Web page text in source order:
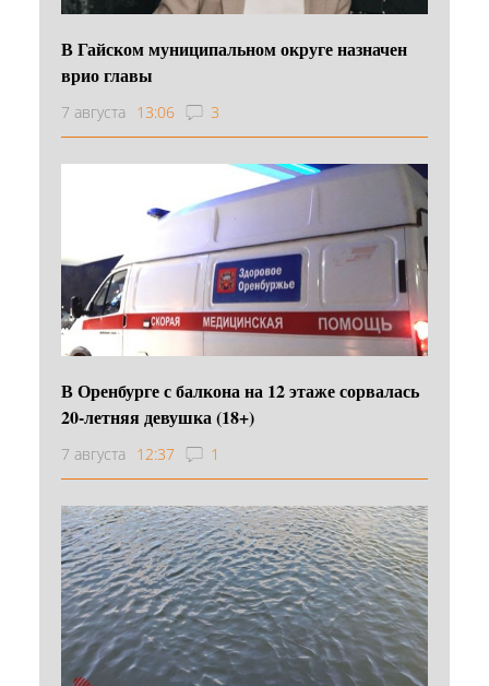
В Гайском муниципальном округе назначен
врио главы
7 августа 13:06 3
В Оренбурге с балкона на 12 этаже сорвалась
20-летняя девушка (18+)
7 августа 12:37 1